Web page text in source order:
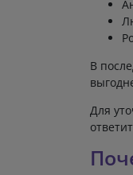
В
Для